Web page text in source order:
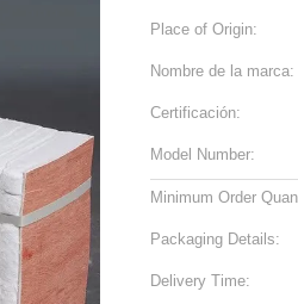
Place of Origin:
Nombre de la marca:
Certificación:
Model Number:
Minimum Order
Packaging Details:
Delivery Time: